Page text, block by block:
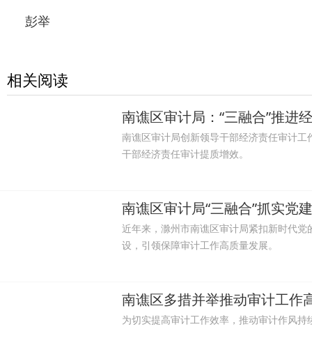
彭举
相关阅读
南谯区审计局：“三融合”推进
南谯区审计局创新领导干部经济责任审计
干部经济责任审计提质增效。
南谯区审计局“三融合”抓实党
近年来，滁州市南谯区审计局紧扣新时代
设，引领保障审计工作高质量发展。
南谯区多措并举推动审计工作
为切实提高审计工作效率，推动审计作风